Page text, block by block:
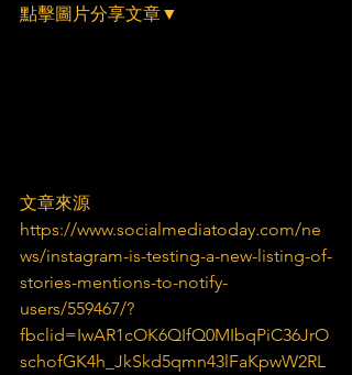
點擊圖片分享文章▼
文章來源
https://www.socialmediatoday.com/ne
ws/instagram-is-testing-a-new-listing-of-
stories-mentions-to-notify-
users/559467/?
fbclid=IwAR1cOK6QIfQ0MIbqPiC36JrO
schofGK4h_JkSkd5qmn43lFaKpwW2RL